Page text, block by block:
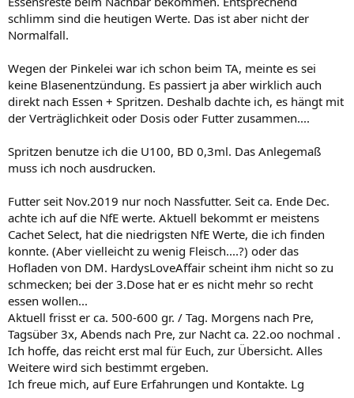
schlimm sind die heutigen Werte. Das ist aber nicht der
Normalfall.
Wegen der Pinkelei war ich schon beim TA, meinte es sei
keine Blasenentzündung. Es passiert ja aber wirklich auch
direkt nach Essen + Spritzen. Deshalb dachte ich, es hängt mit
der Verträglichkeit oder Dosis oder Futter zusammen....
Spritzen benutze ich die U100, BD 0,3ml. Das Anlegemaß
muss ich noch ausdrucken.
Futter seit Nov.2019 nur noch Nassfutter. Seit ca. Ende Dec.
achte ich auf die NfE werte. Aktuell bekommt er meistens
Cachet Select, hat die niedrigsten NfE Werte, die ich finden
konnte. (Aber vielleicht zu wenig Fleisch....?) oder das
Hofladen von DM. HardysLoveAffair scheint ihm nicht so zu
schmecken; bei der 3.Dose hat er es nicht mehr so recht
essen wollen...
Aktuell frisst er ca. 500-600 gr. / Tag. Morgens nach Pre,
Tagsüber 3x, Abends nach Pre, zur Nacht ca. 22.oo nochmal .
Ich hoffe, das reicht erst mal für Euch, zur Übersicht. Alles
Weitere wird sich bestimmt ergeben.
Ich freue mich, auf Eure Erfahrungen und Kontakte. Lg